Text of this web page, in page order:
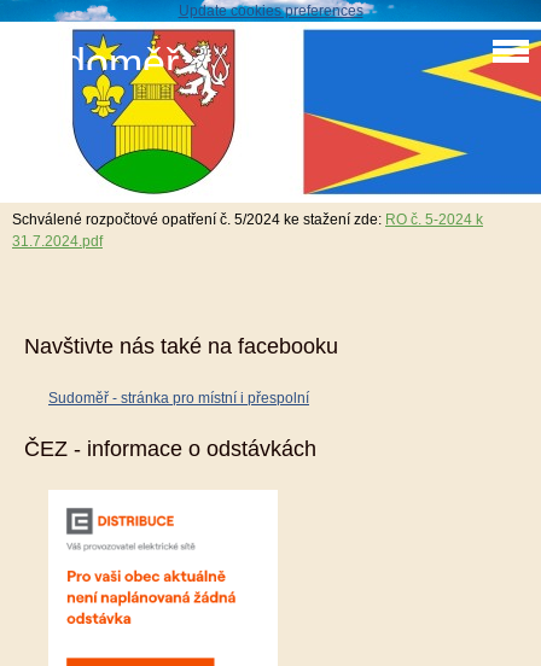
Update cookies preferences
Sudoměř
Schválené rozpočtové opatření č. 5/2024
14. 8. 2024
Schválené rozpočtové opatření č. 5/2024 ke stažení zde: RO č. 5-2024 k
31.7.2024.pdf
Navštivte nás také na facebooku
Sudoměř - stránka pro místní i přespolní
ČEZ - informace o odstávkách